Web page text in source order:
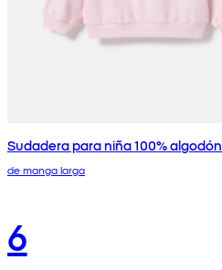
Sudadera para niña 100% algodón
de manga larga
6